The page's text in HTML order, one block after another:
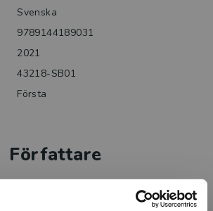
Svenska
9789144189031
2021
43218-SB01
Första
Författare